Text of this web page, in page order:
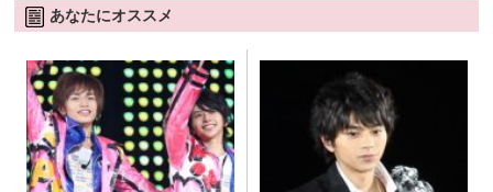
あなたにオススメ